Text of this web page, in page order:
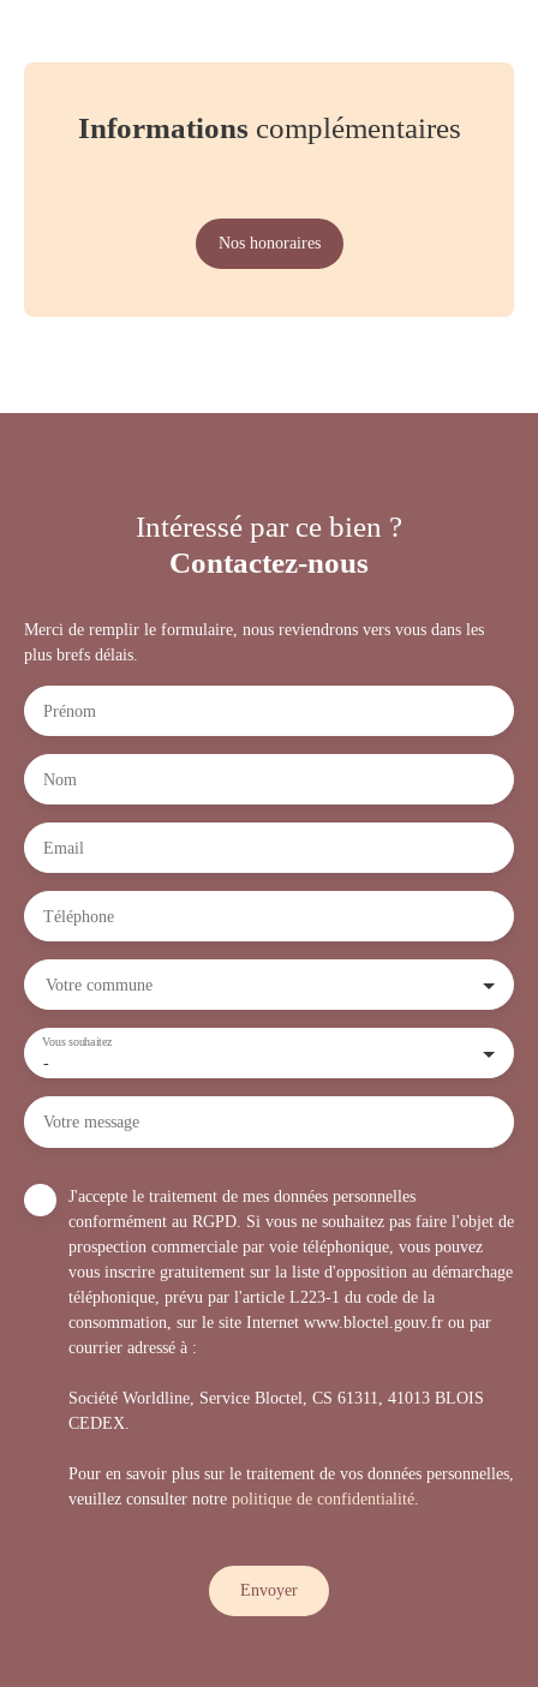
Informations complémentaires
Nos honoraires
Intéressé par ce bien ?
Contactez-nous
Merci de remplir le formulaire, nous reviendrons vers vous dans les
plus brefs délais.
Prénom
Nom
Email
Téléphone
Votre commune
-
Vous souhaitez
Votre message
J'accepte le traitement de mes données personnelles
conformément au RGPD. Si vous ne souhaitez pas faire l'objet de
prospection commerciale par voie téléphonique, vous pouvez
vous inscrire gratuitement sur la liste d'opposition au démarchage
téléphonique, prévu par l'article L223-1 du code de la
consommation, sur le site Internet www.bloctel.gouv.fr ou par
courrier adressé à :
Société Worldline, Service Bloctel, CS 61311, 41013 BLOIS
CEDEX.
Pour en savoir plus sur le traitement de vos données personnelles,
veuillez consulter notre politique de confidentialité
Envoyer